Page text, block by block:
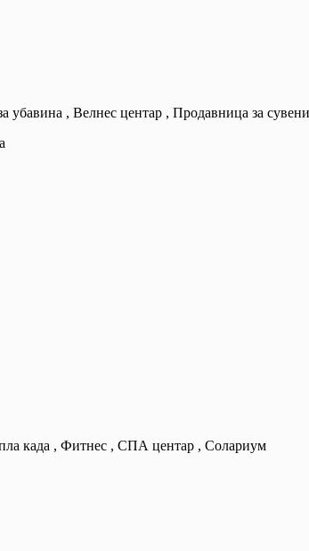
, Велнес центар , Продавница за
када , Фитнес , СПА центар , Солариум